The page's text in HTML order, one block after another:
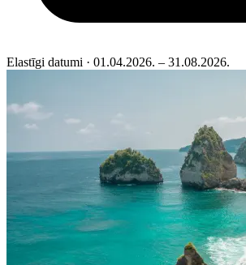
Elastīgi datumi · 01.04.2026. – 31.08.2026.